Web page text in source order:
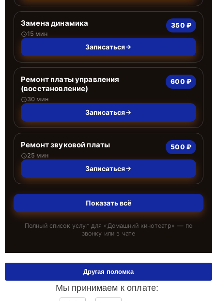
Замена динамика
15 мин
350 ₽
Записаться
Ремонт платы управления
(восстановление)
30 мин
600 ₽
Записаться
Ремонт звуковой платы
25 мин
500 ₽
Записаться
Показать всё
Полный список услуг для «Домашний кинотеатр» — по
звонку или в чате
Мы принимаем к оплате:
Другая поломка